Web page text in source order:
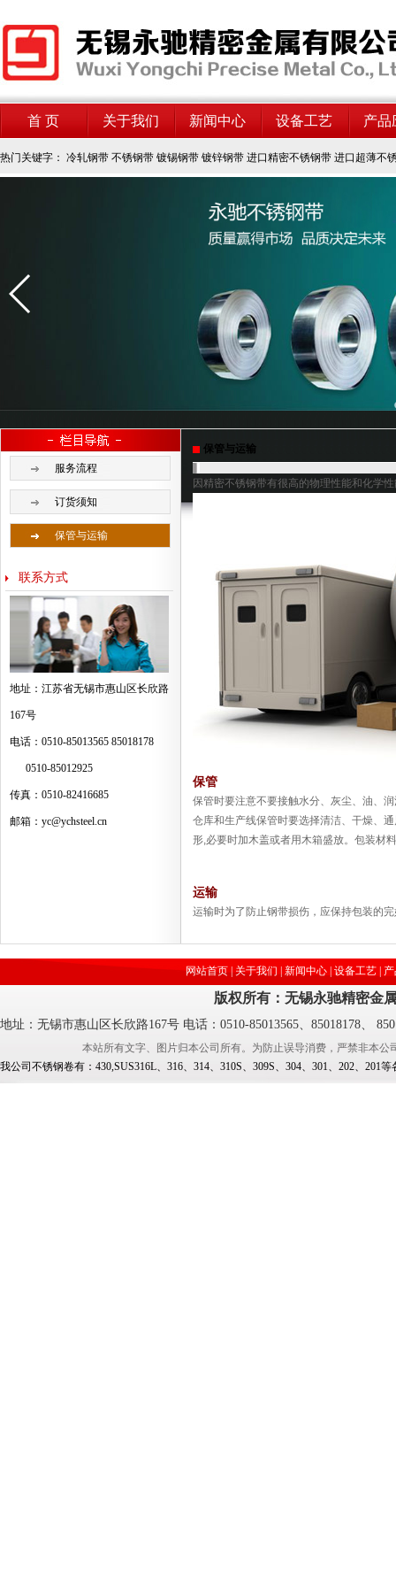
首 页 关于我们 新闻中心 设备工艺 产品
热门关键字： 冷轧钢带 不锈钢带 镀锡钢带 镀锌钢带 进口精密不锈钢带 进口超薄不
服务流程
订货须知
保管与运输
联系方式
地址：江苏省无锡市惠山区长欣路
167号
电话：0510-85013565 85018178
0510-85012925
传真：0510-82416685
邮箱：yc@ychsteel.cn
保管与运输
因精密不锈钢带有很高的物理性能和化学
保管
保管时要注意不要接触水分、灰尘、油、
仓库和生产线保管时要选择清洁、干燥、
形,必要时加木盖或者用木箱盛放。包装材
运输
运输时为了防止钢带损伤，应保持包装的
网站首页|关于我们 新闻中心 设备工艺
版权所有：无锡永驰精密金
地址：无锡市惠山区长欣路167号 电话：0510-85013565、85018178、
本站所有文字、图片归本公司所有。为防止误导消费，严禁非本
我公司不锈钢卷有：430,SUS316L、316、314、310S、309S、304、301、202、